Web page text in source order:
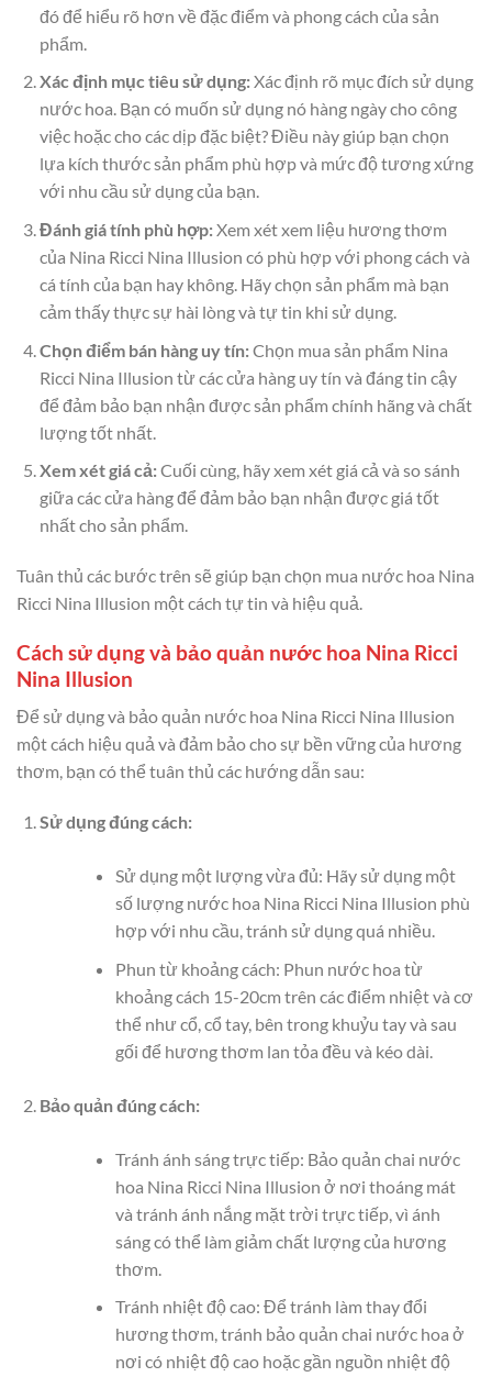
đó để hiểu rõ hơn về đặc điểm và phong cách của sản
phẩm.
Xác định mục tiêu sử dụng:Xác định rõ mục đích sử dụng
nước hoa. Bạn có muốn sử dụng nó hàng ngày cho công
việc hoặc cho các dịp đặc biệt? Điều này giúp bạn chọn
lựa kích thước sản phẩm phù hợp và mức độ tương xứng
với nhu cầu sử dụng của bạn.
Đánh giá tính phù hợp:Xem xét xem liệu hương thơm
của Nina Ricci Nina Illusion có phù hợp với phong cách và
cá tính của bạn hay không. Hãy chọn sản phẩm mà bạn
cảm thấy thực sự hài lòng và tự tin khi sử dụng.
Chọn điểm bán hàng uy tín:Chọn mua sản phẩm Nina
Ricci Nina Illusion từ các cửa hàng uy tín và đáng tin cậy
để đảm bảo bạn nhận được sản phẩm chính hãng và chất
lượng tốt nhất.
Xem xét giá cả:Cuối cùng, hãy xem xét giá cả và so sánh
giữa các cửa hàng để đảm bảo bạn nhận được giá tốt
nhất cho sản phẩm.
Tuân thủ các bước trên sẽ giúp bạn chọn mua nước hoa Nina
Ricci Nina Illusion một cách tự tin và hiệu quả.
Cách sử dụng và bảo quản nước hoa Nina Ricci
Nina Illusion
Để sử dụng và bảo quản nước hoa Nina Ricci Nina Illusion
một cách hiệu quả và đảm bảo cho sự bền vững của hương
thơm, bạn có thể tuân thủ các hướng dẫn sau:
Sử dụng đúng cách:
Sử dụng một lượng vừa đủ: Hãy sử dụng một
số lượng nước hoa Nina Ricci Nina Illusion phù
hợp với nhu cầu, tránh sử dụng quá nhiều.
Phun từ khoảng cách: Phun nước hoa từ
khoảng cách 15-20cm trên các điểm nhiệt và cơ
thể như cổ, cổ tay, bên trong khuỷu tay và sau
gối để hương thơm lan tỏa đều và kéo dài.
Bảo quản đúng cách:
Tránh ánh sáng trực tiếp: Bảo quản chai nước
hoa Nina Ricci Nina Illusion ở nơi thoáng mát
và tránh ánh nắng mặt trời trực tiếp, vì ánh
sáng có thể làm giảm chất lượng của hương
thơm.
Tránh nhiệt độ cao: Để tránh làm thay đổi
hương thơm, tránh bảo quản chai nước hoa ở
nơi có nhiệt độ cao hoặc gần nguồn nhiệt độ